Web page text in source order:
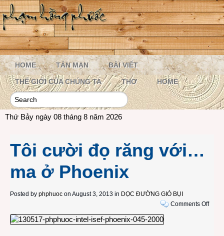
HOME TẢN MẠN BÀI VIẾT
THẾ GIỚI CỦA CHÚNG TA THƠ HOME
Thứ Bảy ngày 08 tháng 8 năm 2026
Tôi cười đọ răng với…
ma ở Phoenix
Posted by phphuoc on August 3, 2013 in DỌC ĐƯỜNG GIÓ BỤI
Comments Offon